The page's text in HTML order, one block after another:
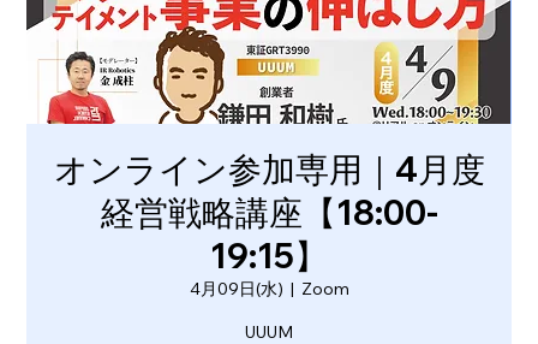
オンライン参加専用｜4月度
経営戦略講座【18:00-
19:15】
4月09日(水)
  |
Zoom
UUUM